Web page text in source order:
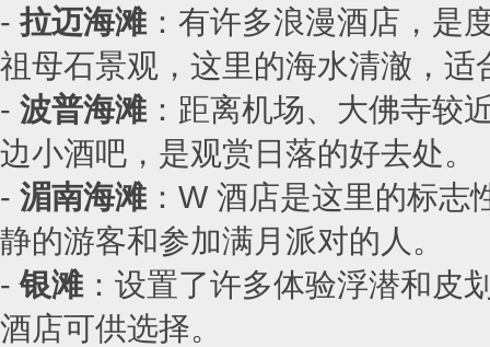
-拉迈海滩 ：有许多浪漫酒店，是
祖母石景观，这里的海水清澈，
- 波普海滩 ：距离机场、大佛寺较
边小酒吧，是观赏日落的好去处。
- 湄南海滩 ：W 酒店是这里的标
静的游客和参加满月派对的人。
-银滩 ：设置了许多体验浮潜和皮
酒店可供选择。